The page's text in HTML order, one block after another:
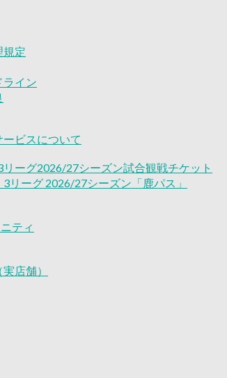
店舗）
ア）
業
規定
ライン
ビスについて
ーグ2026/27シーズン試合観戦チケット
リーグ 2026/27シーズン「鹿パス」
ティ
店舗）